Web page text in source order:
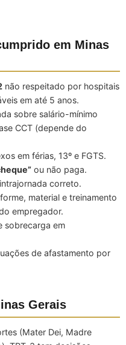
em Minas
não respeitado por hospitais
em até 5 anos.
sobre salário-mínimo
CCT (depende do
em férias, 13º e FGTS.
ou não paga.
correto.
material e treinamento
empregador.
sobrecarga em
de afastamento por
Gerais
(Mater Dei, Madre